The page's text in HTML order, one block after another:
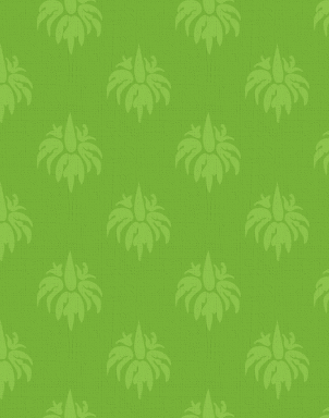
cukormentes
Gluténmentes,
készítésű
Kókusz os,kakaó
Tejmentes sütőtök
kiőrlésű, tojás
tönkölybúzaliszt